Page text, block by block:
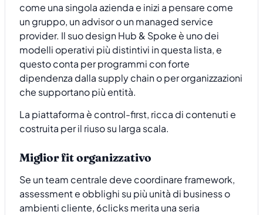
come una singola azienda e inizi a pensare come
un gruppo, un advisor o un managed service
provider. Il suo design Hub & Spoke è uno dei
modelli operativi più distintivi in questa lista, e
questo conta per programmi con forte
dipendenza dalla supply chain o per organizzazioni
che supportano più entità.
La piattaforma è control-first, ricca di contenuti e
costruita per il riuso su larga scala.
Miglior fit organizzativo
Se un team centrale deve coordinare framework,
assessment e obblighi su più unità di business o
ambienti cliente, 6clicks merita una seria